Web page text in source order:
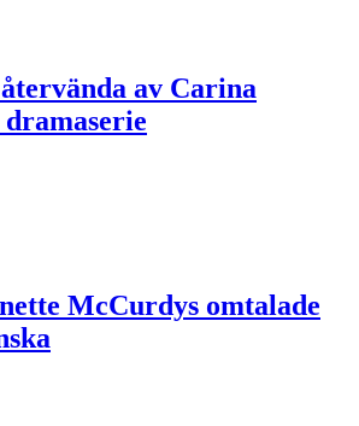
av Carina
McCurdys omtalade